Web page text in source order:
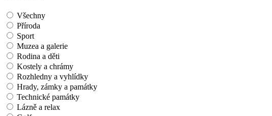
Všechny
Příroda
Sport
Muzea a galerie
Rodina a děti
Kostely a chrámy
Rozhledny a vyhlídky
Hrady, zámky a památky
Technické památky
Lázně a relax